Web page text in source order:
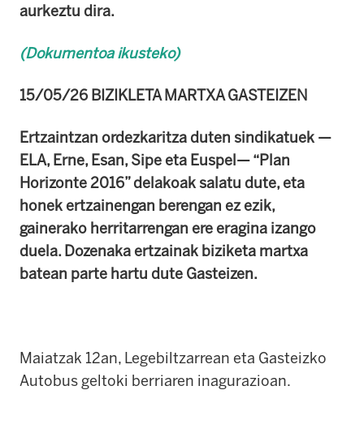
aurkeztu dira.
(Dokumentoa ikusteko)
15/05/26 BIZIKLETA MARTXA GASTEIZEN
Ertzaintzan ordezkaritza duten sindikatuek —
ELA, Erne, Esan, Sipe eta Euspel— “Plan
Horizonte 2016” delakoak salatu dute, eta
honek ertzainengan berengan ez ezik,
gainerako herritarrengan ere eragina izango
duela. Dozenaka ertzainak biziketa martxa
batean parte hartu dute Gasteizen.
Maiatzak 12an, Legebiltzarrean eta Gasteizko
Autobus geltoki berriaren inagurazioan.